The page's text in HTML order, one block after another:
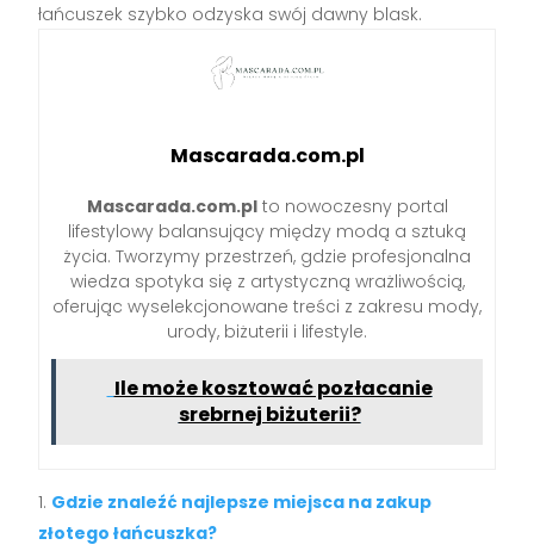
łańcuszek szybko odzyska swój dawny blask.
Mascarada.com.pl
Mascarada.com.plto nowoczesny portal
lifestylowy balansujący między modą a sztuką
życia. Tworzymy przestrzeń, gdzie profesjonalna
wiedza spotyka się z artystyczną wrażliwością,
oferując wyselekcjonowane treści z zakresu mody,
urody, biżuterii i lifestyle.
Ile może kosztować pozłacanie
srebrnej biżuterii?
Gdzie znaleźć najlepsze miejsca na zakup
złotego łańcuszka?